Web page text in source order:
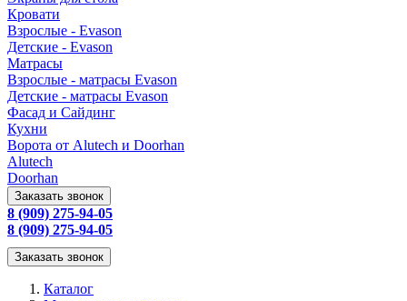
Кровати
Взрослые - Evason
Детские - Evason
Матрасы
Взрослые - матрасы Evason
Детские - матрасы Evason
Фасад и Сайдинг
Кухни
Ворота от Alutech и Doorhan
Alutech
Doorhan
Заказать звонок
8 (909) 275-94-05
8 (909) 275-94-05
Заказать звонок
Каталог